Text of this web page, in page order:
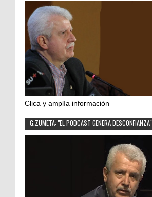
Clica y amplía información
G.ZUMETA: "EL PODCAST GENERA DESCONFIANZA"